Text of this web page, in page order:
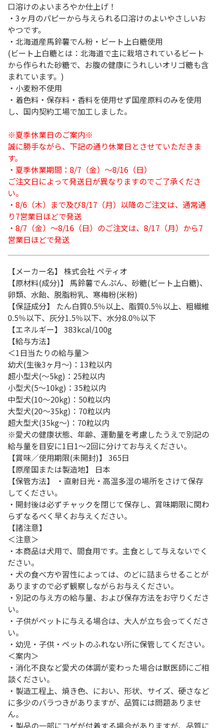
口溶けのよいまろやか仕上げ！
・3ヶ月のパピーから与えられる口溶けのよいやさしいお
やつです。
・北海道産馬鈴薯でん粉・ビート上白糖使用
(ビート上白糖とは：北海道で主に栽培されているビート
から作られた砂糖で、お腹の健康にうれしいオリゴ糖も含
まれています。)
・小麦粉不使用
・着色料・保存料・香料を使用せず国産原料のみを使用
し、国内契約工場で加工しました。
※夏季休業日のご案内※
誠に勝手ながら、下記の通り休業日とさせていただきま
す。
・夏季休業期間：8/7（金）～8/16（日）
ご注文日によって発送日が異なりますのでご了承くださ
い。
・8/6（木）まで及び8/17（月）以降のご注文は、通常通
り7営業日ほどで発送
・8/7（金）～8/16（日）のご注文は、8/17（月）から7
営業日ほどで発送
【メーカー名】 株式会社 ペティオ
【原材料(成分)】 馬鈴薯でんぷん、砂糖(ビート上白糖)、
卵類、水飴、脱脂粉乳、寒梅粉(米粉)
【保証成分】 たん白質0.5％以上、脂質0.5％以上、粗繊維
0.5％以下、灰分1.5％以下、水分8.0％以下
【エネルギー】 383kcal/100g
【給与方法】
＜1日当たりの給与量＞
幼犬(生後3ヶ月～)：13粒以内
超小型犬(～5kg)：25粒以内
小型犬(5～10kg)：35粒以内
中型犬(10～20kg)：50粒以内
大型犬(20～35kg)：70粒以内
超大型犬(35kg～)：70粒以内
※愛犬の健康状態、年齢、運動量を考慮したうえで別記の
給与量を目安に1日1～2回に分けてお与えください。
【賞味／使用期限(未開封)】 365日
【原産国または製造地】 日本
【保管方法】 ・直射日光・高温多湿の場所をさけて保存
してください。
・開封後は必ずチャックを閉じて保存し、賞味期限に関わ
らずなるべく早くお与えください。
【諸注意】
＜注意＞
・本商品は犬用で、間食用です。主食として与えないでく
ださい。
・犬の食べ方や習性によっては、のどに詰まらせることが
ありますので必ず観察しながらお与えください。
・別記の与え方の給与量、および保存方法をお守りくださ
い。
・子供がペットに与える場合は、大人が立ち会ってくださ
い。
・幼児・子供・ペットのふれない所に保管してください。
＜案内＞
・消化不良など愛犬の体調が変わった場合は獣医師にご相
談ください。
・製造工程上、焼き色、におい、形状、サイズ、硬さなど
に多少のバラつきがありますが、品質には問題ありませ
ん。
・製品の一部にコゲが付着する場合がありますが、品質に